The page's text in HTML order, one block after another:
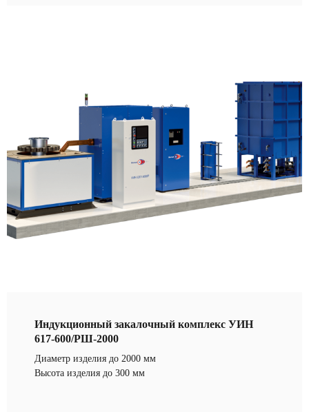
Индукционный закалочный комплекс УИН
617-600/РШ-2000
Диаметр изделия до 2000 мм
Высота изделия до 300 мм